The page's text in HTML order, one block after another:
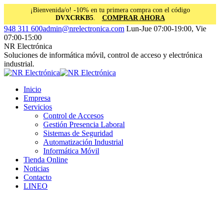
¡Bienvenida/o! -10% en tu primera compra con el código
DVXCRKB5. COMPRAR AHORA
Saltar
al
contenido
Facebook
page
opens
in
new
window
Instagram
page
opens
in
new
window
Linkedin
page
opens
in
new
window
948 311 600admin@nrelectronica.com Lun-Jue 07:00-19:00, Vie
07:00-15:00
NR Electrónica
Soluciones de informática móvil, control de acceso y electrónica
industrial.
Inicio
Empresa
Servicios
Control de Accesos
Gestión Presencia Laboral
Sistemas de Seguridad
Automatización Industrial
Informática Móvil
Tienda Online
Noticias
Contacto
LINEO